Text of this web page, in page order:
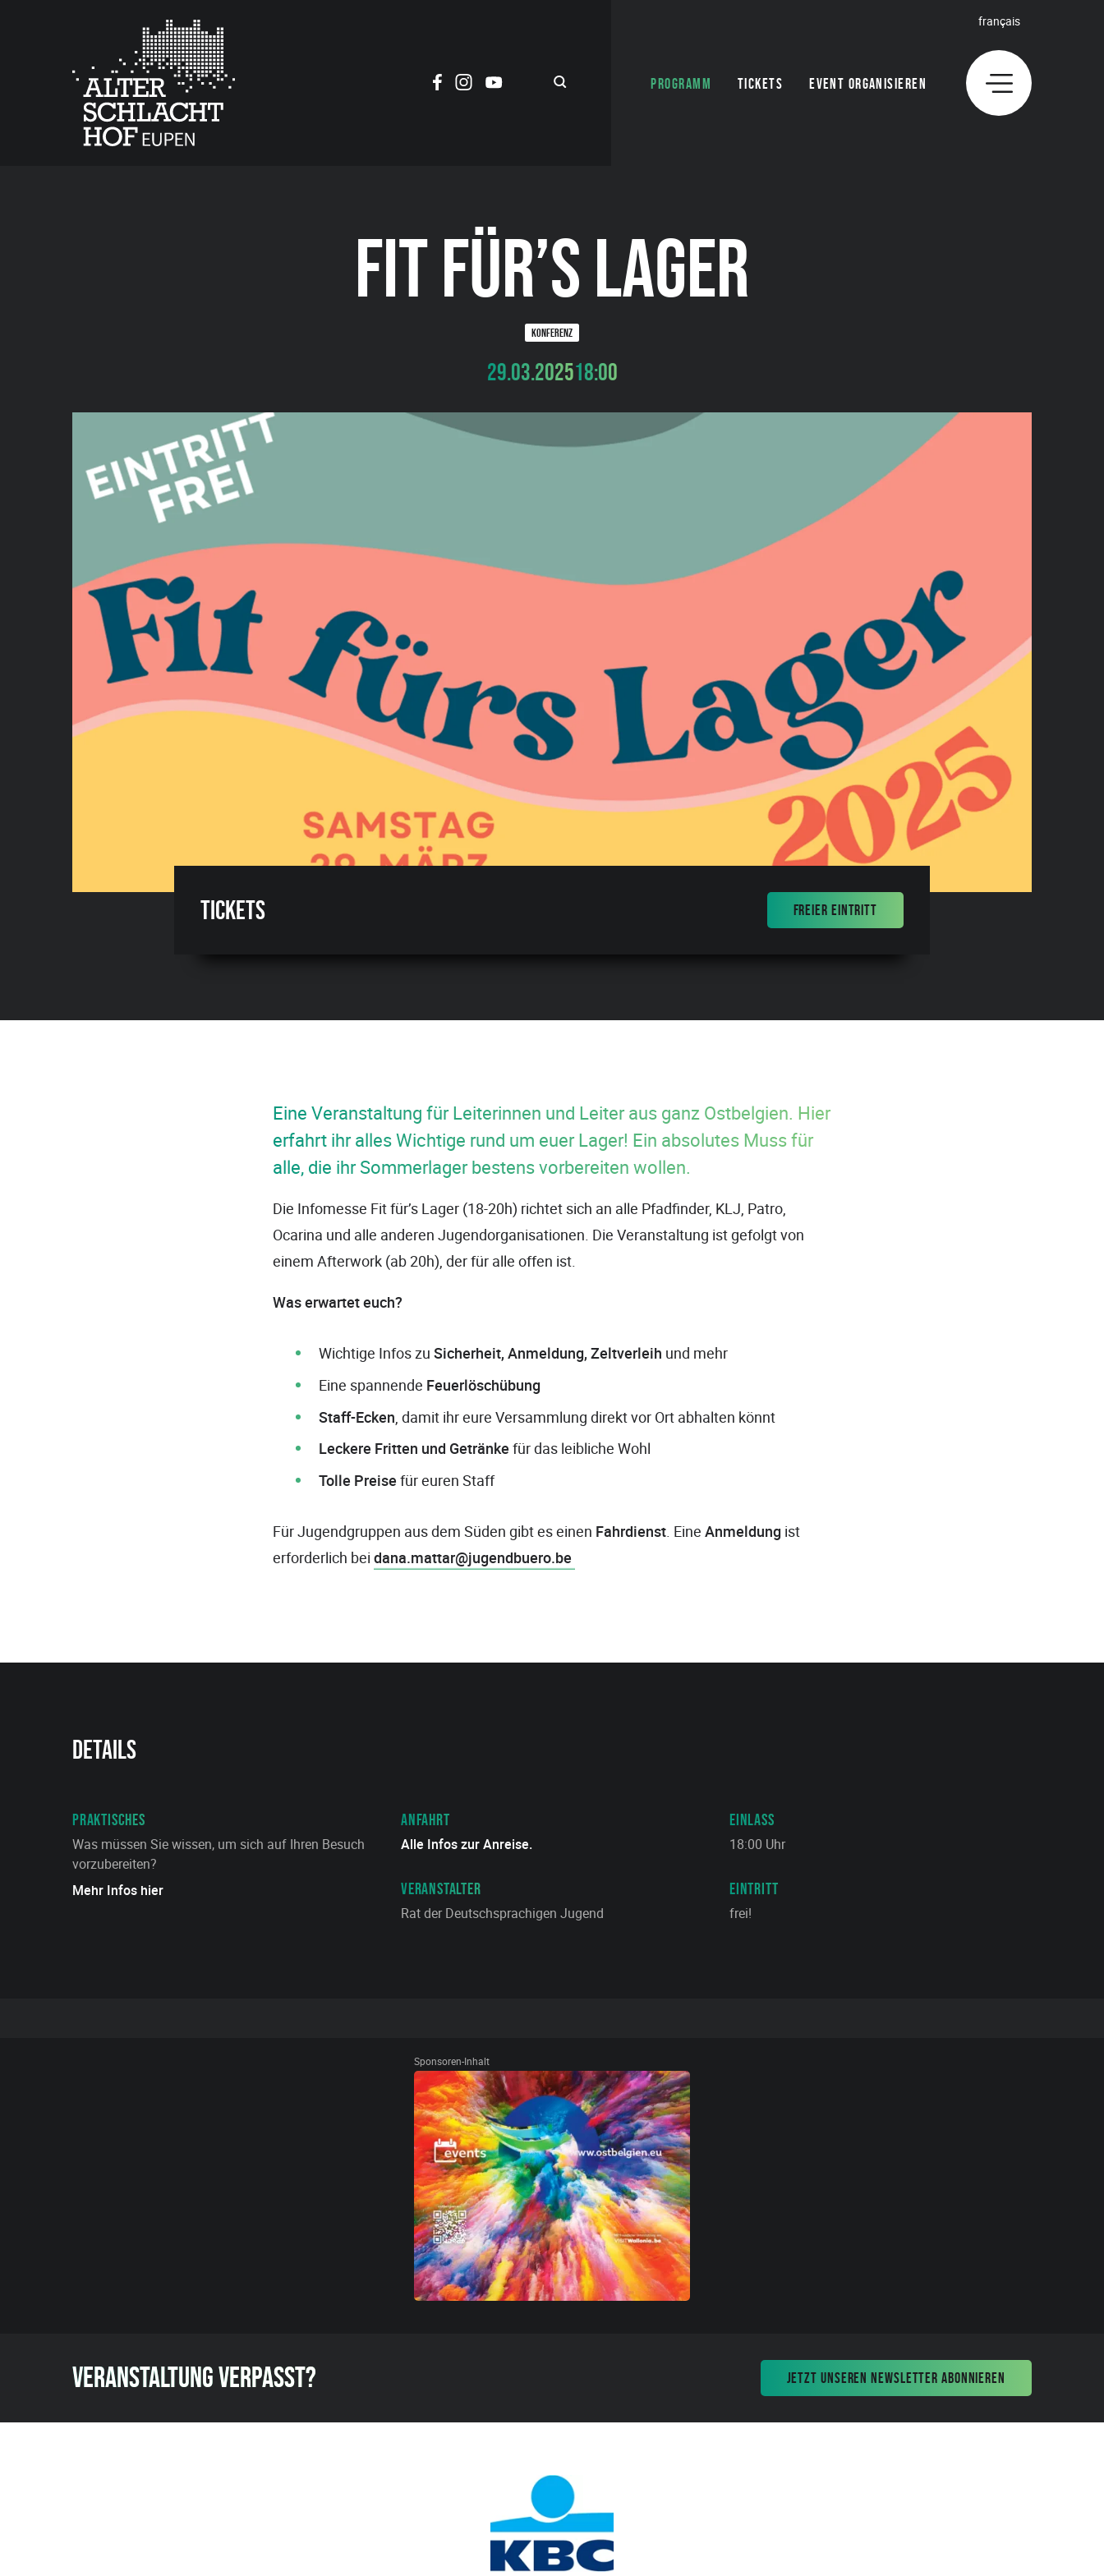
PROGRAMM TICKETS EVENT ORGANISIEREN
français
FIT FÜR’S LAGER
KONFERENZ
29.03.202518:00
Tickets FREIER EINTRITT
Eine Veranstaltung für Leiterinnen und Leiter aus ganz Ostbelgien. Hier
erfahrt ihr alles Wichtige rund um euer Lager! Ein absolutes Muss für
alle, die ihr Sommerlager bestens vorbereiten wollen.
Die Infomesse Fit für’s Lager (18-20h) richtet sich an alle Pfadfinder, KLJ, Patro,
Ocarina und alle anderen Jugendorganisationen. Die Veranstaltung ist gefolgt von
einem Afterwork (ab 20h), der für alle offen ist.
Was erwartet euch?
Wichtige Infos zu Sicherheit, Anmeldung, Zeltverleih und mehr
Eine spannende Feuerlöschübung
Staff-Ecken , damit ihr eure Versammlung direkt vor Ort abhalten könnt
Leckere Fritten und Getränke für das leibliche Wohl
Tolle Preise für euren Staff
Für Jugendgruppen aus dem Süden gibt es einen Fahrdienst. Eine Anmeldung ist
erforderlich bei dana.mattar@jugendbuero.be
Details
PRAKTISCHES
Was müssen Sie wissen, um sich auf Ihren Besuch
vorzubereiten?
Mehr Infos hier
ANFAHRT
Alle Infos zur Anreise.
VERANSTALTER
Rat der Deutschsprachigen Jugend
EINLASS
18:00 Uhr
EINTRITT
frei!
Sponsoren-Inhalt
VERANSTALTUNG VERPASST? JETZT UNSEREN NEWSLETTER ABONNIEREN